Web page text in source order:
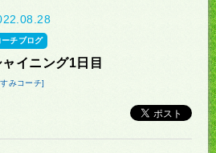
ーチブログ
ャイニング1日目
みコーチ]